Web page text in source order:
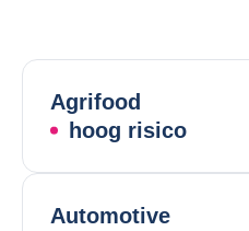
Agrifood
hoog risico
Automotive